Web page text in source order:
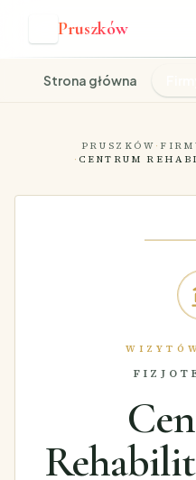
Pruszków
Strona główna
PRUSZKÓW ·
· CENTRUM